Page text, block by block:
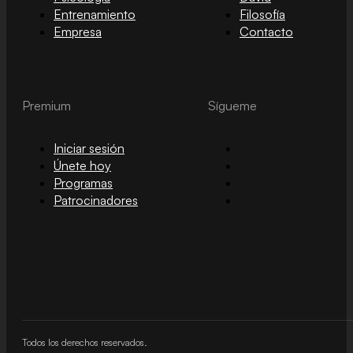
Entrenamiento
Empresa
Filosofía
Contacto
Premium
Iniciar sesión
Únete hoy
Programas
Patrocinadores
Sígueme
Todos los derechos reservados.